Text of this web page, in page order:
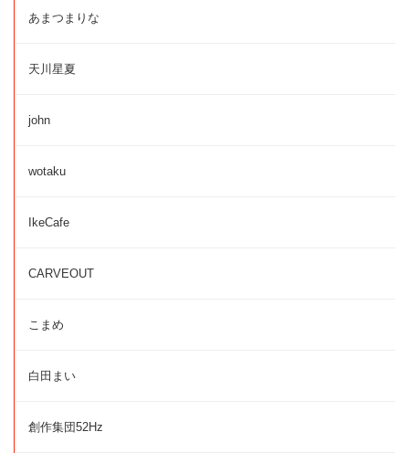
あまつまりな
天川星夏
john
wotaku
IkeCafe
CARVEOUT
こまめ
白田まい
創作集団52Hz